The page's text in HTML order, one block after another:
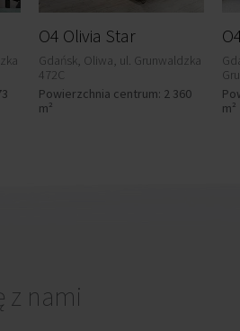
O4 Olivia Star
Gdańsk, Oliwa, ul. Grunwaldzka
472C
Powierzchnia centrum: 2 360
m²
m²
z nami